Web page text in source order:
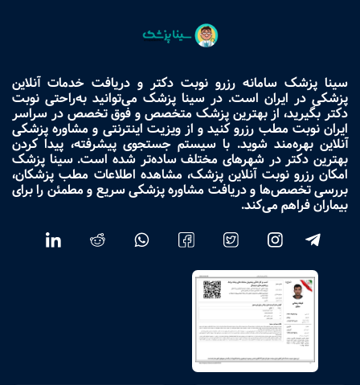
سینا پزشک سامانه رزرو نوبت دکتر و دریافت خدمات آنلاین
پزشکی در ایران است. در سینا پزشک می‌توانید به‌راحتی نوبت
دکتر بگیرید، از بهترین پزشک متخصص و فوق تخصص در سراسر
ایران نوبت مطب رزرو کنید و از ویزیت اینترنتی و مشاوره پزشکی
آنلاین بهره‌مند شوید. با سیستم جستجوی پیشرفته، پیدا کردن
بهترین دکتر در شهرهای مختلف ساده‌تر شده است. سینا پزشک
امکان رزرو نوبت آنلاین پزشک، مشاهده اطلاعات مطب پزشکان،
بررسی تخصص‌ها و دریافت مشاوره پزشکی سریع و مطمئن را برای
بیماران فراهم می‌کند.